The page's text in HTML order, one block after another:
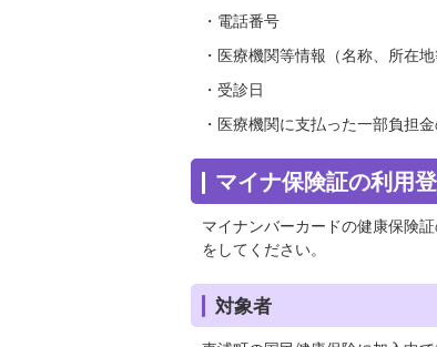
・電話番号
・医療機関等情報（名称、所在地
・受診日
・医療機関に支払った一部負担
マイナ保険証の利用
マイナンバーカードの健康保険
をしてください。
対象者